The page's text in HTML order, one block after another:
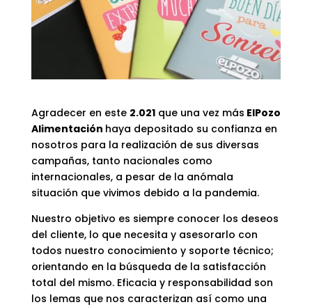
Agradecer en este 2.021que una vez más ElPozo
Alimentación haya depositado su confianza en
nosotros para la realización de sus diversas
campañas, tanto nacionales como
internacionales, a pesar de la anómala
situación que vivimos debido a la pandemia.
Nuestro objetivo es siempre conocer los deseos
del cliente, lo que necesita y asesorarlo con
todos nuestro conocimiento y soporte técnico;
orientando en la búsqueda de la satisfacción
total del mismo. Eficacia y responsabilidad son
los lemas que nos caracterizan así como una